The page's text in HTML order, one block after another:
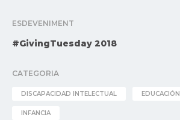
ESDEVENIMENT
#GivingTuesday 2018
CATEGORIA
DISCAPACIDAD INTELECTUAL EDUCACIÓN
INFANCIA